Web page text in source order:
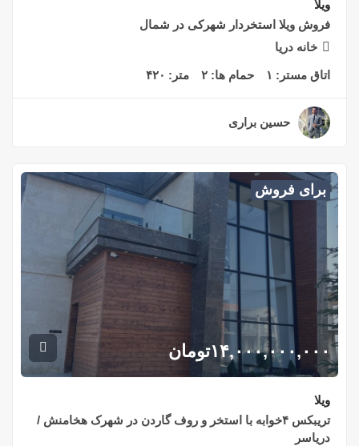
ویلا
فروش ویلا استخردار شهرکی در شمال
خانه دریا
اتاق مستر: ۱ حمام ها: ۲ متر: ۴۲۰
حسین براری
برای فروش
۱۴,۰۰۰,۰۰۰,۰۰۰تومان
ویلا
تریبکس ۴خوابه با استخر و روف گاردن در شهرک هخامنش /
دریاسر